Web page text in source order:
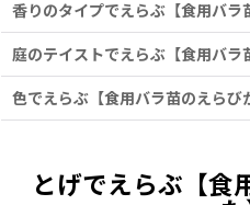
とげでえらぶ【食
香りのタイプでえらぶ【食用バラ
庭のテイストでえらぶ【食用バラ
色でえらぶ【食用バラ苗のえらび